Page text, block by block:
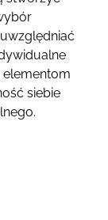
elementom
siebie